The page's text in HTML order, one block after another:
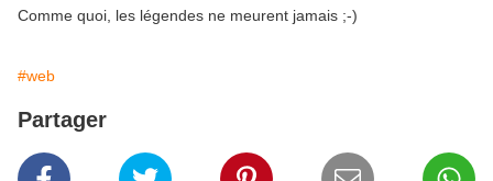
Comme quoi, les légendes ne meurent jamais ;-)
#web
Partager